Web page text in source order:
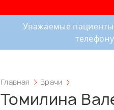
Уважаемые
Главная Врачи
Томилина